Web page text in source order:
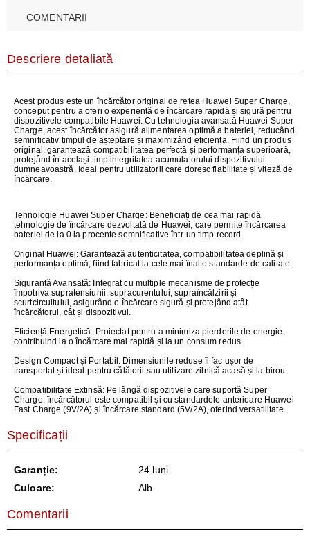
COMENTARII
Descriere detaliată
Acest produs este un încărcător original de rețea Huawei Super Charge,
conceput pentru a oferi o experiență de încărcare rapidă și sigură pentru
dispozitivele compatibile Huawei. Cu tehnologia avansată Huawei Super
Charge, acest încărcător asigură alimentarea optimă a bateriei, reducând
semnificativ timpul de așteptare și maximizând eficiența. Fiind un produs
original, garantează compatibilitatea perfectă și performanța superioară,
protejând în același timp integritatea acumulatorului dispozitivului
dumneavoastră. Ideal pentru utilizatorii care doresc fiabilitate și viteză de
încărcare.
Tehnologie Huawei Super Charge:Beneficiați de cea mai rapidă
tehnologie de încărcare dezvoltată de Huawei, care permite încărcarea
bateriei de la 0 la procente semnificative într-un timp record.
Original Huawei:Garantează autenticitatea, compatibilitatea deplină și
performanța optimă, fiind fabricat la cele mai înalte standarde de calitate.
Siguranță Avansată: Integrat cu multiple mecanisme de protecție
împotriva supratensiunii, supracurentului, supraîncălzirii și
scurtcircuitului, asigurând o încărcare sigură și protejând atât
încărcătorul, cât și dispozitivul.
Eficiență Energetică: Proiectat pentru a minimiza pierderile de energie,
contribuind la o încărcare mai rapidă și la un consum redus.
Design Compact și Portabil: Dimensiunile reduse îl fac ușor de
transportat și ideal pentru călătorii sau utilizare zilnică acasă și la birou.
Compatibilitate Extinsă:Pe lângă dispozitivele care suportă Super
Charge, încărcătorul este compatibil și cu standardele anterioare Huawei
Fast Charge (9V/2A) și încărcare standard (5V/2A), oferind versatilitate.
Specificații
Garanție:
24 luni
Culoare:
Alb
Comentarii